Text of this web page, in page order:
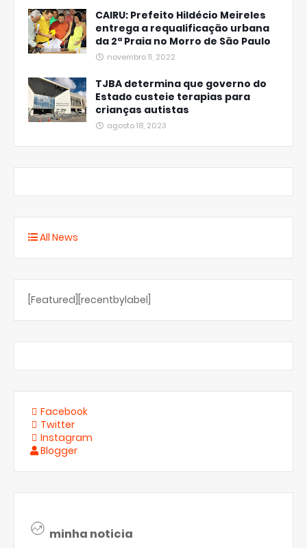
CAIRU: Prefeito Hildécio Meireles
entrega a requalificação urbana
da 2ª Praia no Morro de São Paulo
novembro 11, 2022
TJBA determina que governo do
Estado custeie terapias para
crianças autistas
agosto 18, 2023
All News
[Featured][recentbylabel]
Facebook
Twitter
Instagram
Blogger
minha noticia